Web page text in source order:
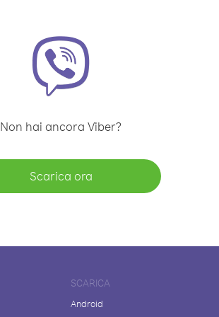
Non hai ancora Viber?
Scarica ora
SCARICA
Android